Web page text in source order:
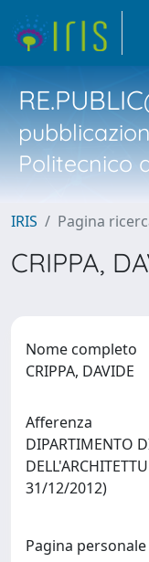
Politecnico
IRIS Pagina
CRIPPA,
Nome completo
CRIPPA, DAVIDE
Afferenza
DIPARTIMENTO
31/12/2012)
Pagina personale